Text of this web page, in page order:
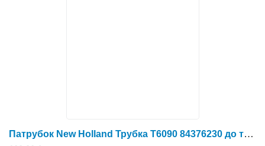
Патрубок New Holland Трубка T6090 84376230 до трактора колісного New Holland T6090